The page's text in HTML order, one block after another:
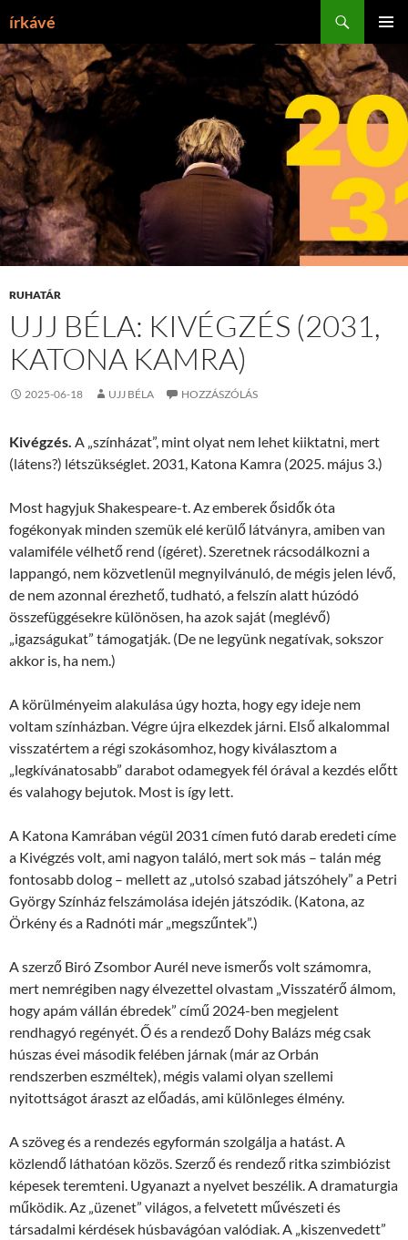
írkávé
MENÜ
RUHATÁR
UJJ BÉLA: KIVÉGZÉS (2031,
KATONA KAMRA)
2025-06-18 UJJ BÉLA HOZZÁSZÓLÁS
Kivégzés. A „színházat”, mint olyat nem lehet kiiktatni, mert
(látens?) létszükséglet. 2031, Katona Kamra (2025. május 3.)
Most hagyjuk Shakespeare-t. Az emberek ősidők óta
fogékonyak minden szemük elé kerülő látványra, amiben van
valamiféle vélhető rend (ígéret). Szeretnek rácsodálkozni a
lappangó, nem közvetlenül megnyilvánuló, de mégis jelen lévő,
de nem azonnal érezhető, tudható, a felszín alatt húzódó
összefüggésekre különösen, ha azok saját (meglévő)
„igazságukat” támogatják. (De ne legyünk negatívak, sokszor
akkor is, ha nem.)
A körülményeim alakulása úgy hozta, hogy egy ideje nem
voltam színházban. Végre újra elkezdek járni. Első alkalommal
visszatértem a régi szokásomhoz, hogy kiválasztom a
„legkívánatosabb” darabot odamegyek fél órával a kezdés előtt
és valahogy bejutok. Most is így lett.
A Katona Kamrában végül 2031 címen futó darab eredeti címe
a Kivégzés volt, ami nagyon találó, mert sok más – talán még
fontosabb dolog – mellett az „utolsó szabad játszóhely” a Petri
György Színház felszámolása idején játszódik. (Katona, az
Örkény és a Radnóti már „megszűntek”.)
A szerző Biró Zsombor Aurél neve ismerős volt számomra,
mert nemrégiben nagy élvezettel olvastam „Visszatérő álmom,
hogy apám vállán ébredek” című 2024-ben megjelent
rendhagyó regényét. Ő és a rendező Dohy Balázs még csak
húszas évei második felében járnak (már az Orbán
rendszerben eszméltek), mégis valami olyan szellemi
nyitottságot áraszt az előadás, ami különleges élmény.
A szöveg és a rendezés egyformán szolgálja a hatást. A
közlendő láthatóan közös. Szerző és rendező ritka szimbiózist
képesek teremteni. Ugyanazt a nyelvet beszélik. A dramaturgia
működik. Az „üzenet” világos, a felvetett művészeti és
társadalmi kérdések húsbavágóan valódiak. A „kiszenvedett”